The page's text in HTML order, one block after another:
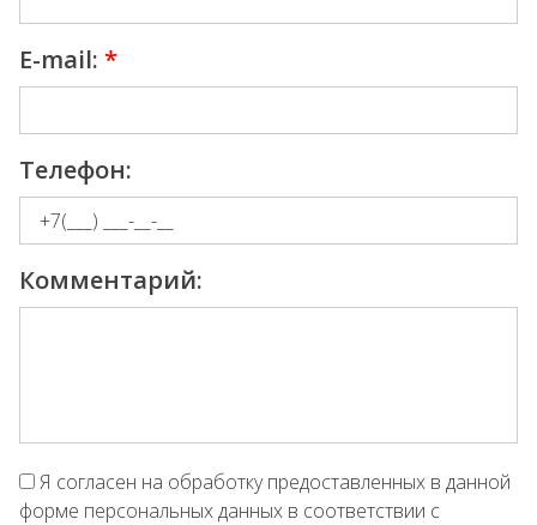
E-mail: *
Телефон:
Комментарий:
Я согласен на обработку предоставленных в данной
форме персональных данных в соответствии с